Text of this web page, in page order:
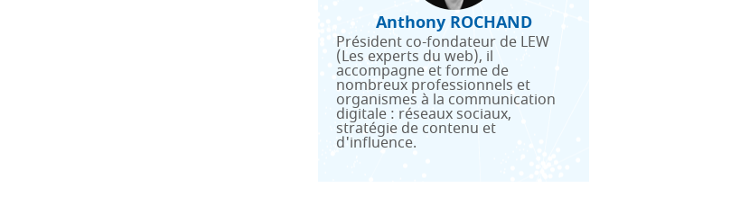
Anthony ROCHAND
Président co-fondateur de LEW
(Les experts du web), il
accompagne et forme de
nombreux professionnels et
organismes à la communication
digitale : réseaux sociaux,
stratégie de contenu et
d'influence.